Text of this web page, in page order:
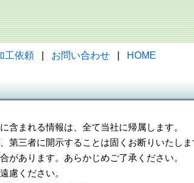
工依頼 お問い合わせ HOME
含まれる情報は、全て当社に帰属します。
第三者に開示することは固くお断りいたしま
があります。あらかじめご了承ください。
慮ください。